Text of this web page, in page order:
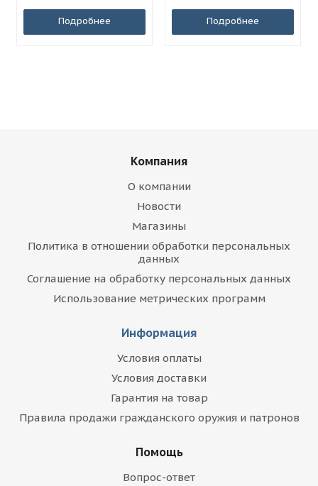
Подробнее Подробнее
Компания
О компании
Новости
Магазины
Политика в отношении обработки персональных
данных
Соглашение на обработку персональных данных
Использование метрических программ
Информация
Условия оплаты
Условия доставки
Гарантия на товар
Правила продажи гражданского оружия и патронов
Помощь
Вопрос-ответ